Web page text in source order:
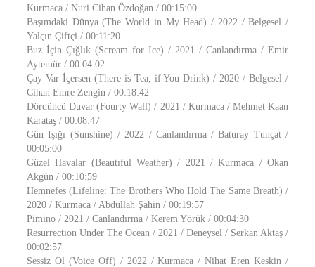
Kurmaca / Nuri Cihan Özdoğan / 00:15:00
Başımdaki Dünya (The World in My Head) / 2022 / Belgesel /
Yalçın Çiftçi / 00:11:20
Buz İçin Çığlık (Scream for Ice) / 2021 / Canlandırma / Emir
Aytemür / 00:04:02
Çay Var İçersen (There is Tea, if You Drink) / 2020 / Belgesel /
Cihan Emre Zengin / 00:18:42
Dördüncü Duvar (Fourty Wall) / 2021 / Kurmaca / Mehmet Kaan
Karataş / 00:08:47
Gün Işığı (Sunshine) / 2022 / Canlandırma / Baturay Tunçat /
00:05:00
Güzel Havalar (Beautıful Weather) / 2021 / Kurmaca / Okan
Akgün / 00:10:59
Hemnefes (Lifeline: The Brothers Who Hold The Same Breath) /
2020 / Kurmaca / Abdullah Şahin / 00:19:57
Pimino / 2021 / Canlandırma / Kerem Yörük / 00:04:30
Resurrectıon Under The Ocean / 2021 / Deneysel / Serkan Aktaş /
00:02:57
Sessiz Ol (Voice Off) / 2022 / Kurmaca / Nihat Eren Keskin /